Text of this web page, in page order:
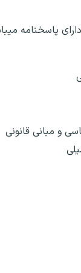
پاسخنامه